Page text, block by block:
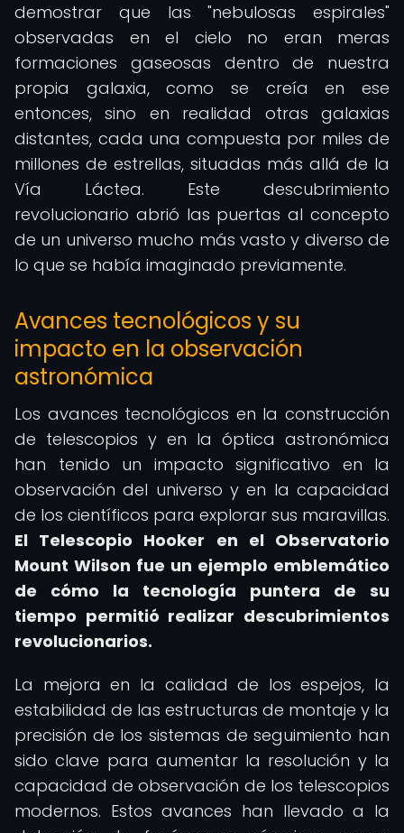
demostrar que las "nebulosas espirales"
observadas en el cielo no eran meras
formaciones gaseosas dentro de nuestra
propia galaxia, como se creía en ese
entonces, sino en realidad otras galaxias
distantes, cada una compuesta por miles de
millones de estrellas, situadas más allá de la
Vía Láctea. Este descubrimiento
revolucionario abrió las puertas al concepto
de un universo mucho más vasto y diverso de
lo que se había imaginado previamente.
Avances tecnológicos y su
impacto en la observación
astronómica
Los avances tecnológicos en la construcción
de telescopios y en la óptica astronómica
han tenido un impacto significativo en la
observación del universo y en la capacidad
de los científicos para explorar sus maravillas.
El Telescopio Hooker en el Observatorio
Mount Wilson fue un ejemplo emblemático
de cómo la tecnología puntera de su
tiempo permitió realizar descubrimientos
revolucionarios.
La mejora en la calidad de los espejos, la
estabilidad de las estructuras de montaje y la
precisión de los sistemas de seguimiento han
sido clave para aumentar la resolución y la
capacidad de observación de los telescopios
modernos. Estos avances han llevado a la